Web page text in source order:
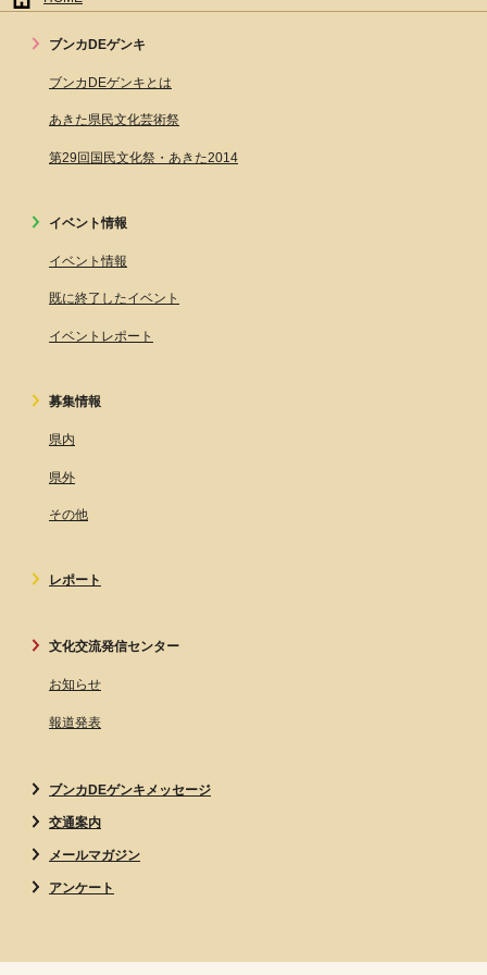
ブンカDEゲンキ
ブンカDEゲンキとは
あきた県民文化芸術祭
第29回国民文化祭・あきた2014
イベント情報
イベント情報
既に終了したイベント
イベントレポート
募集情報
県内
県外
その他
レポート
文化交流発信センター
お知らせ
報道発表
ブンカDEゲンキメッセージ
交通案内
メールマガジン
アンケート